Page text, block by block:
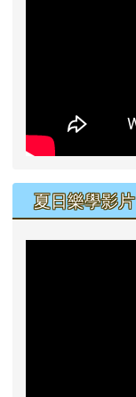
夏日樂學影片